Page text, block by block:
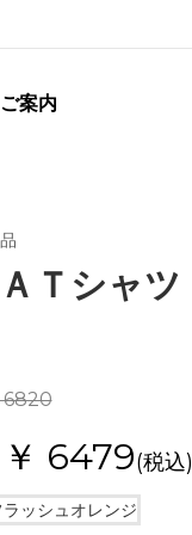
ご案内
Ｔシャツ
6820
6479(税込)
ッシュオレンジ